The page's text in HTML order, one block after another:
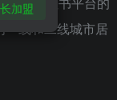
线和二线城市居
加盟